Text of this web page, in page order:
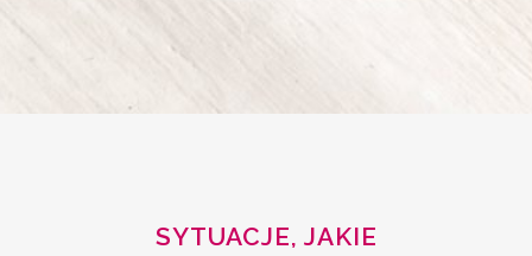
SYTUACJE, JAKIE